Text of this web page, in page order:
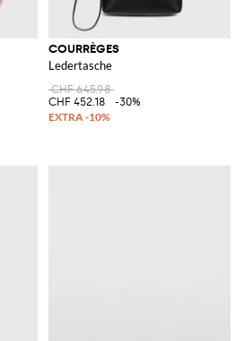
COURRÈGES
Ledertasche
CHF 645.98
CHF 452.18
-30%